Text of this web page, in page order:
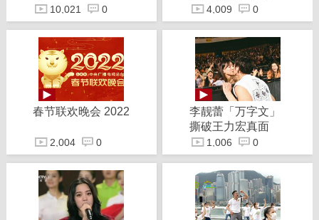
10,021 0 4,009 0
春节联欢晚会 2022
2,004 0
李靓蕾「万字文」
撕破王力宏真面
目：王力宏召妓有
小三！
1,006 0